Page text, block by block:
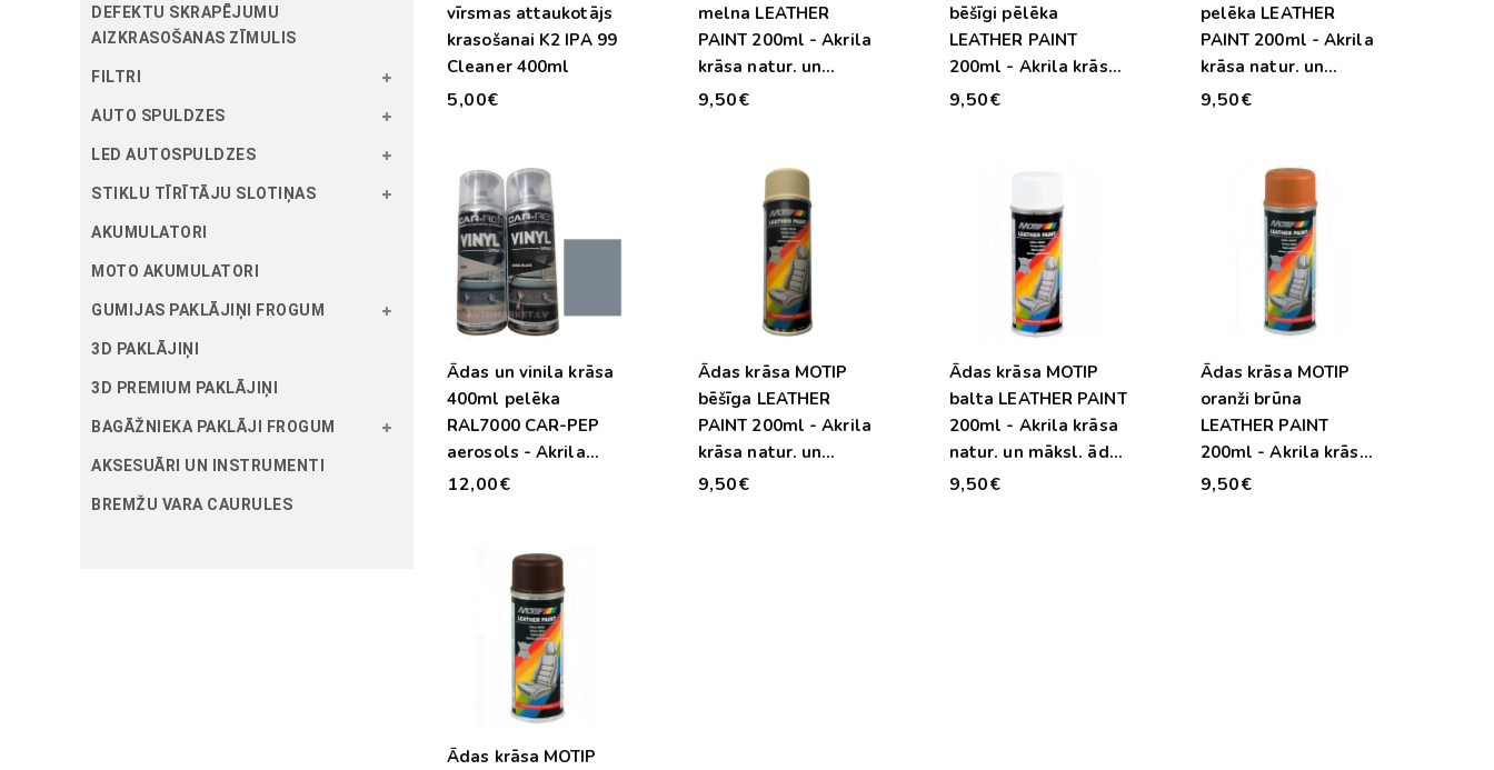
DEFEKTU SKRAPĒJUMU
AIZKRASOŠANAS ZĪMULIS
FILTRI
AUTO SPULDZES
LED AUTOSPULDZES
STIKLU TĪRĪTĀJU SLOTIŅAS
AKUMULATORI
MOTO AKUMULATORI
GUMIJAS PAKLĀJIŅI FROGUM
3D PAKLĀJIŅI
3D PREMIUM PAKLĀJIŅI
BAGĀŽNIEKA PAKLĀJI FROGUM
AKSESUĀRI UN INSTRUMENTI
BREMŽU VARA CAURULES
vīrsmas attaukotājs
krasošanai K2 IPA 99
Cleaner 400ml
5,00€
melna LEATHER
PAINT 200ml - Akrila
krāsa natur. un
māksl. ādai - vinilam
9,50€
bēšīgi pēlēka
LEATHER PAINT
200ml - Akrila krāsa
natur. un māksl. ādai
9,50€
pelēka LEATHER
PAINT 200ml - Akrila
krāsa natur. un
māksl. ādai - vinilam
9,50€
Ādas un vinila krāsa
400ml pelēka
RAL7000 CAR-PEP
aerosols - Akrila
krāsa natur. un
12,00€
Ādas krāsa MOTIP
bēšīga LEATHER
PAINT 200ml - Akrila
krāsa natur. un
māksl. ādai - vinilam
9,50€
Ādas krāsa MOTIP
balta LEATHER PAINT
200ml - Akrila krāsa
natur. un māksl. ādai
- vinilam un PVC
9,50€
Ādas krāsa MOTIP
oranži brūna
LEATHER PAINT
200ml - Akrila krāsa
natur. un māksl. ādai
9,50€
Ādas krāsa MOTIP